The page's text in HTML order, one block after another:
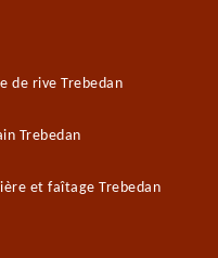
de rive Trebedan
Trebedan
et faîtage Trebedan